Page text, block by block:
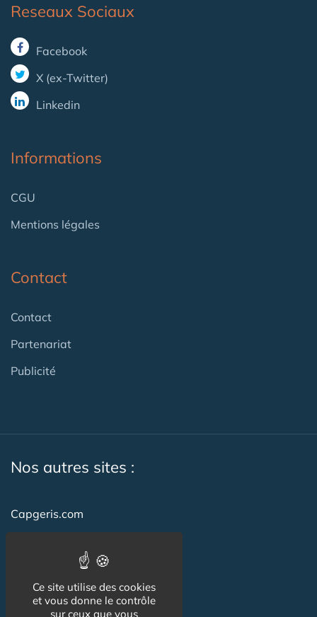
Reseaux Sociaux
Facebook
X (ex-Twitter)
Linkedin
Informations
CGU
Mentions légales
Contact
Contact
Partenariat
Publicité
Nos autres sites :
Capgeris.com
Emploi-formation-sante.com
Seniorissimmo.com
Ce site utilise des cookies
et vous donne le contrôle
sur ceux que vous